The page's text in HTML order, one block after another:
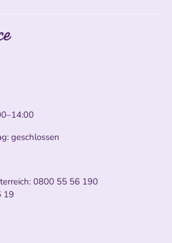
geschlossen
0800 55 56 190
19